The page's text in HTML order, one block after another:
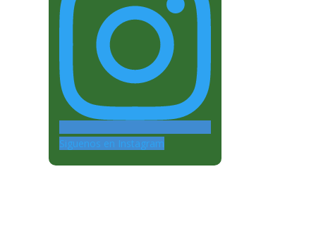
Siguenos en Instagram